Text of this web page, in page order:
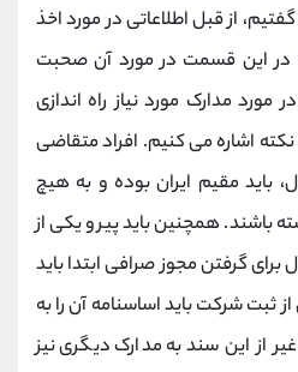
از قبل اطلاعاتی در مورد اخذ
در این قسمت در مورد آن صحبت
مورد مدارک مورد نیاز راه اندازی
اشاره می کنیم. افراد متقاضی
باید مقیم ایران بوده و به هیچ
باشند. همچنین باید پیرو یکی از
گرفتن مجوز صرافی ابتدا باید
ثبت شرکت باید اساسنامه آن را به
از این سند به مدارک دیگری نیز